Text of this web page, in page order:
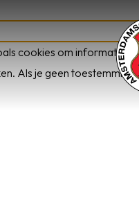
cookies om informatie
Als je geen